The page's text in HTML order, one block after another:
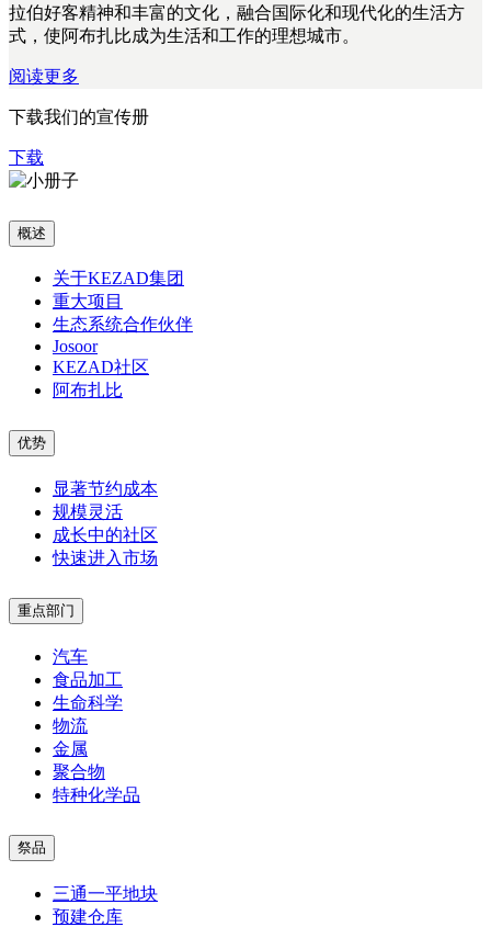
拉伯好客精神和丰富的文化，融合国际化和现代化的生活方
式，使阿布扎比成为生活和工作的理想城市。
阅读更多
下载我们的宣传册
下载
概述
关于KEZAD集团
重大项目
生态系统合作伙伴
Josoor
KEZAD社区
阿布扎比
优势
显著节约成本
规模灵活
成长中的社区
快速进入市场
重点部门
汽车
食品加工
生命科学
物流
金属
聚合物
特种化学品
祭品
三通一平地块
预建仓库